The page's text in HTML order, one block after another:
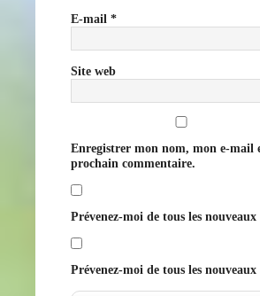
E-mail *
Site web
Enregistrer mon nom, mon e-mail
prochain commentaire.
Prévenez-moi de tous les
Prévenez-moi de tous les